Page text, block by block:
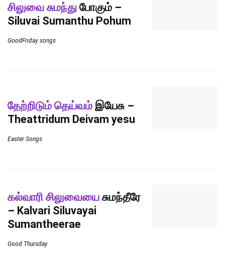
சிலுவை சுமந்து போகும் –
Siluvai Sumanthu Pohum
GoodFriday songs
தேற்றிடும் தெய்வம் இயேசு –
Theattridum Deivam yesu
Easter Songs
கல்வாரி சிலுவையை சுமந்தீரே
– Kalvari Siluvayai
Sumantheerae
Good Thursday